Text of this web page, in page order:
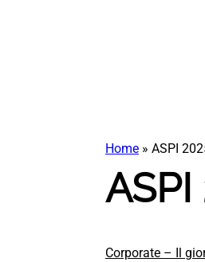
Home » ASPI
Corporate – Il